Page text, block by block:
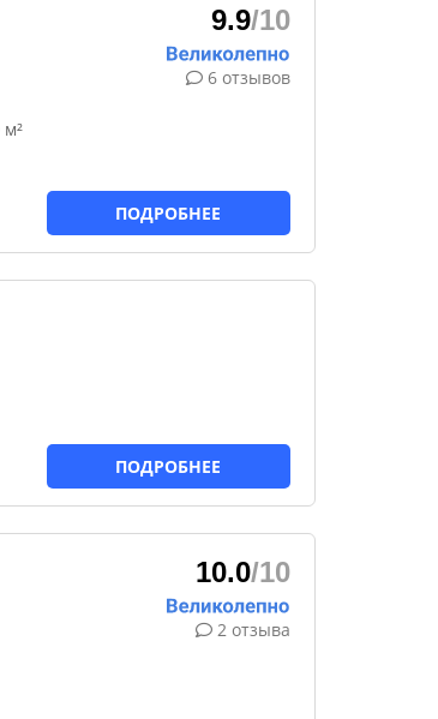
9.9/10
6 отзывов
ПОДРОБНЕЕ
ПОДРОБНЕЕ
10.0/10
2 отзыва